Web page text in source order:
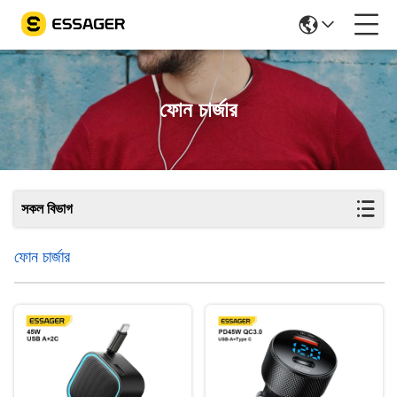
ফোন চার্জার
সকল বিভাগ
ফোন চার্জার